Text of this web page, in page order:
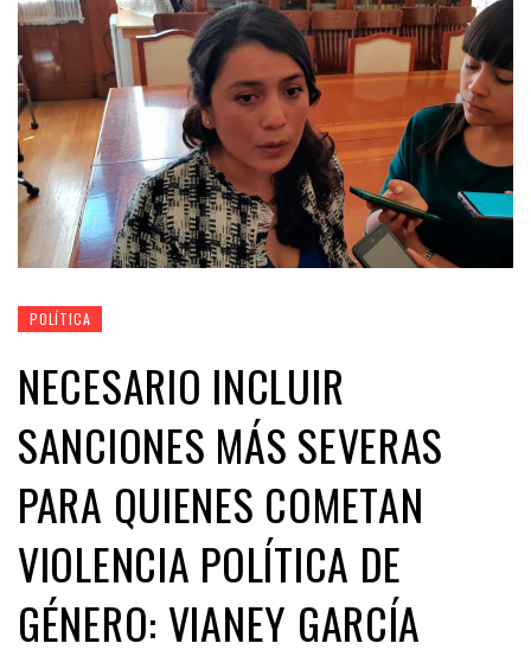
POLÍTICA
NECESARIO INCLUIR
SANCIONES MÁS SEVERAS
PARA QUIENES COMETAN
VIOLENCIA POLÍTICA DE
GÉNERO: VIANEY GARCÍA